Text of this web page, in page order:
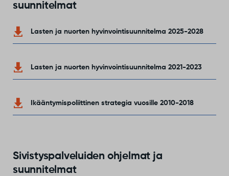
suunnitelmat
Lasten ja nuorten hyvinvointisuunnitelma 2025-2028
Lasten ja nuorten hyvinvointisuunnitelma 2021-2023
Ikääntymispoliittinen strategia vuosille 2010-2018
Sivistyspalveluiden ohjelmat ja
suunnitelmat